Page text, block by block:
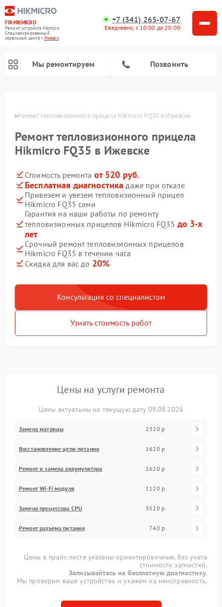
FIX-HIKMICRO
Ремонт устройств Hikmicro
Специализированный
cервисный центр г.Ижевск
+7 (341) 265-07-67
Ежедневно, с 10:00 до 20:00
Мы ремонтируем Позвонить
Ремонт тепловизионного прицела Hikmicro FQ35 в Ижевске
Ремонт тепловизионного прицела
Hikmicro FQ35 в Ижевске
Стоимость ремонта от 520 руб.
Бесплатная диагностика даже при отказе
Привезем и увезем тепловизионный прицел
Hikmicro FQ35 сами
Гарантия на наши работы по ремонту
тепловизионных прицелов Hikmicro FQ35 до 3-х
лет
Срочный ремонт тепловизионных прицелов
Hikmicro FQ35 в течении часа
Скидка для вас до 20%
Консультация со специалистом
Узнать стоимость работ
Цены на услуги ремонта
Цены актуальны на текущую дату 09.08.2026
Замена матрицы 2320 р
Восстановление цепи питания 1620 р
Ремонт и замена аккумулятора 1620 р
Ремонт Wi-Fi модуля 1120 р
Замена процессора CPU 3520 р
Ремонт разъема питания 740 р
Цены в прайс-листе указаны ориентировочные, без учета
стоимости запчастей.
Записывайтесь на бесплатную диагностику.
Мы проверим ваше устройство и укажем на неисправность.